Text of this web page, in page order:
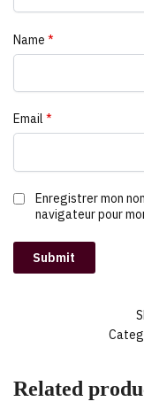
Name *
Email *
Enregistrer mon
navigateur pour
Related